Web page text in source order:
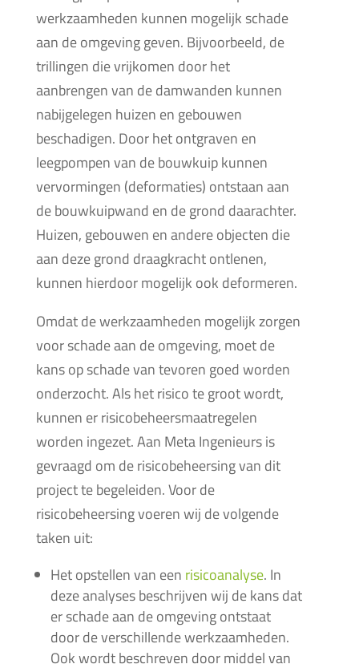
werkzaamheden kunnen mogelijk schade
aan de omgeving geven. Bijvoorbeeld, de
trillingen die vrijkomen door het
aanbrengen van de damwanden kunnen
nabijgelegen huizen en gebouwen
beschadigen. Door het ontgraven en
leegpompen van de bouwkuip kunnen
vervormingen (deformaties) ontstaan aan
de bouwkuipwand en de grond daarachter.
Huizen, gebouwen en andere objecten die
aan deze grond draagkracht ontlenen,
kunnen hierdoor mogelijk ook deformeren.
Omdat de werkzaamheden mogelijk zorgen
voor schade aan de omgeving, moet de
kans op schade van tevoren goed worden
onderzocht. Als het risico te groot wordt,
kunnen er risicobeheersmaatregelen
worden ingezet. Aan Meta Ingenieurs is
gevraagd om de risicobeheersing van dit
project te begeleiden. Voor de
risicobeheersing voeren wij de volgende
taken uit:
Het opstellen van een risicoanalyse. In
deze analyses beschrijven wij de kans dat
er schade aan de omgeving ontstaat
door de verschillende werkzaamheden.
Ook wordt beschreven door middel van